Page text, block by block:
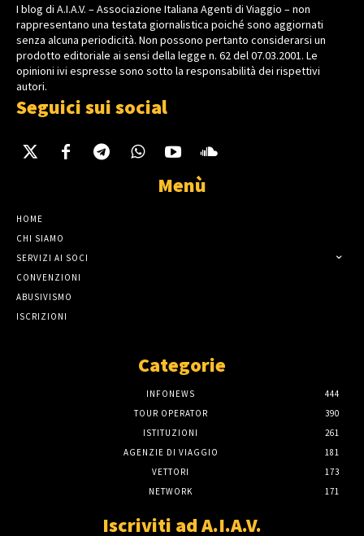
I blog di A.I.A.V. – Associazione Italiana Agenti di Viaggio – non
rappresentano una testata giornalistica poiché sono aggiornati
senza alcuna periodicità. Non possono pertanto considerarsi un
prodotto editoriale ai sensi della legge n. 62 del 07.03.2001. Le
opinioni ivi espresse sono sotto la responsabilità dei rispettivi
autori.
Seguici sui social
Menù
HOME
CHI SIAMO
SERVIZI AI SOCI
CONVENZIONI
ABUSIVISMO
ISCRIZIONI
Categorie
INFONEWS
444
TOUR OPERATOR
390
ISTITUZIONI
261
AGENZIE DI VIAGGIO
181
VETTORI
173
NETWORK
171
Iscriviti ad A.I.A.V.